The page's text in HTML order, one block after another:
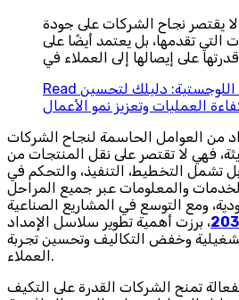
لا يقتصر نجاح الشركات على جودة
التي تقدمها، بل يعتمد أيضًا على
قدرتها على إيصالها إلى العملاء في
Read اللوجستية: دليلك لتحسين
العمليات وتعزيز نمو الأعمال
من العوامل الحاسمة لنجاح الشركات
فهي لا تقتصر على نقل المنتجات من
تشمل التخطيط، التنفيذ، والتحكم في
ومع التوسع في المشاريع الصناعية
، برزت أهمية تطوير سلاسل الإمداد
وخفض التكاليف وتحسين تجربة
العملاء.
تمنح الشركات القدرة على التكيف